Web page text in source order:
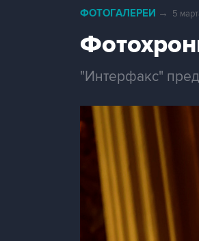
ФОТОГАЛЕРЕИ → 5
"Интерфакс"